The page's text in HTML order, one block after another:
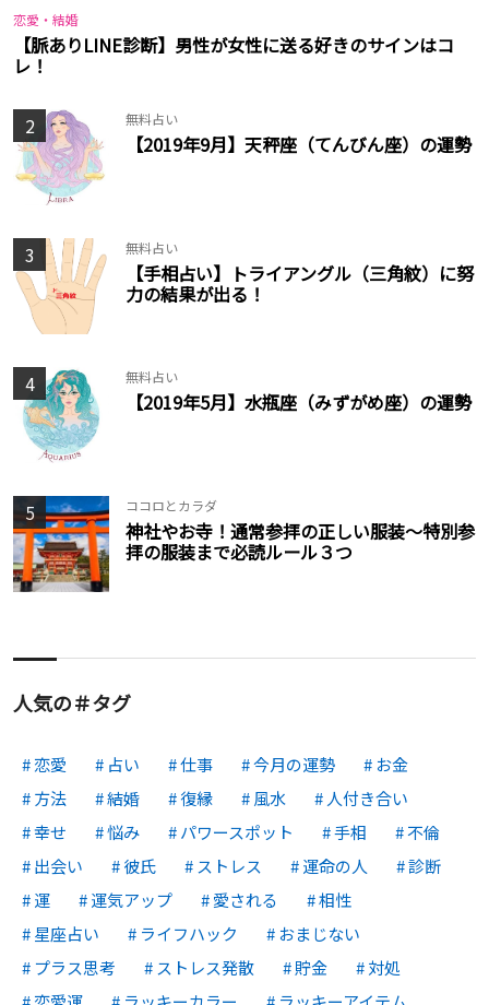
恋愛・結婚
【脈ありLINE診断】男性が女性に送る好きのサインはコ
レ！
2 無料占い
【2019年9月】天秤座（てんびん座）の運勢
3 無料占い
【手相占い】トライアングル（三角紋）に努
力の結果が出る！
4 無料占い
【2019年5月】水瓶座（みずがめ座）の運勢
5 ココロとカラダ
神社やお寺！通常参拝の正しい服装〜特別参
拝の服装まで必読ルール３つ
人気の＃タグ
恋愛 占い 仕事 今月の運勢
お金
方法
結婚 復縁 風水
人付き合い
幸せ
悩み パワースポット 手相
不倫
出会い
彼氏 ストレス 運命の人
診断
運
運気アップ 愛される
相性
星座占い
ライフハック
おまじない
プラス思考
ストレス発散 貯金
対処